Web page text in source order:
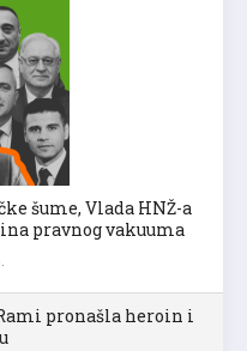
šume, Vlada HNŽ-a
pravnog vakuuma
pronašla heroin i